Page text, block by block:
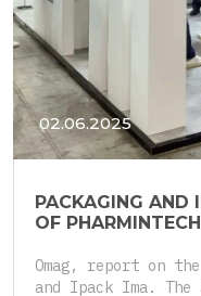
02.06.2025
PACKAGING AND
OF
Omag, report on
and Ipack Ima.